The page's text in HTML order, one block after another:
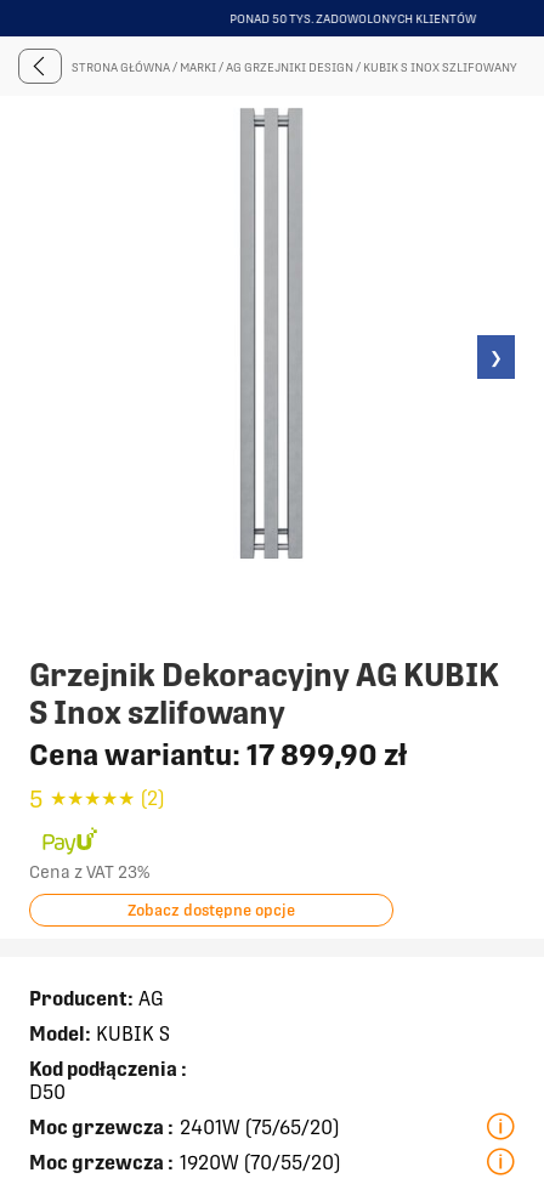
PONAD 50 TYS. ZADOWOLONYCH KLIENTÓW
ITEM
STRONA GŁÓWNA/ MARKI/AG GRZEJNIKI DESIGN / KUBIK S INOX SZLIFOWANY
❯
Grzejnik Dekoracyjny AG KUBIK
S Inox szlifowany
Cena wariantu: 17 899,90 zł
5 ★★★★★ (2)
Cena z VAT 23%
Zobacz dostępne opcje
Producent: AG
Model: KUBIK S
Kod podłączenia :
D50
Moc grzewcza : 2401W (75/65/20)
Moc grzewcza : 1920W (70/55/20)